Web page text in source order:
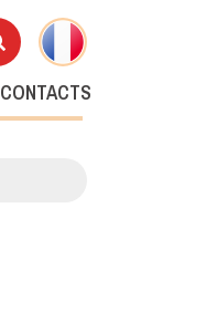
CONTACTS